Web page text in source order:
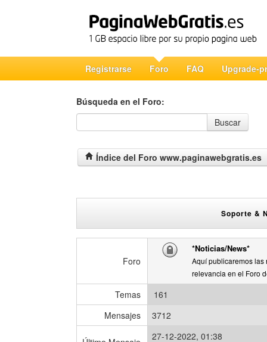
Registrarse Foro FAQ Upgrade-
Búsqueda en el Foro:
Búsqueda en el Foro
Buscar
Índice del Foro www.paginawebgratis.es
Soporte &
Foro
*Noticias/News*
Aquí publicaremos las
relevancia en el Foro
Temas
161
Mensajes
3712
27-12-2022, 01:38